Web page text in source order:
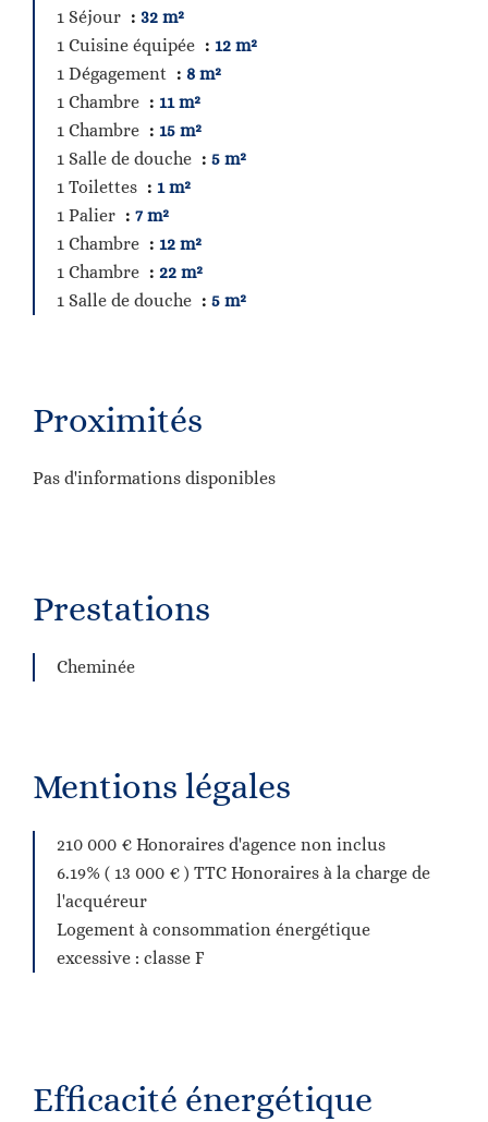
1 Séjour
32 m²
1 Cuisine équipée
12 m²
1 Dégagement
8 m²
1 Chambre
11 m²
1 Chambre
15 m²
1 Salle de douche
5 m²
1 Toilettes
1 m²
1 Palier
7 m²
1 Chambre
12 m²
1 Chambre
22 m²
1 Salle de douche
5 m²
Proximités
Pas d'informations disponibles
Prestations
Cheminée
Mentions légales
210 000 € Honoraires d'agence non inclus
6.19% ( 13 000 € ) TTC Honoraires à la charge de
l'acquéreur
Logement à consommation énergétique
excessive : classe F
Efficacité énergétique